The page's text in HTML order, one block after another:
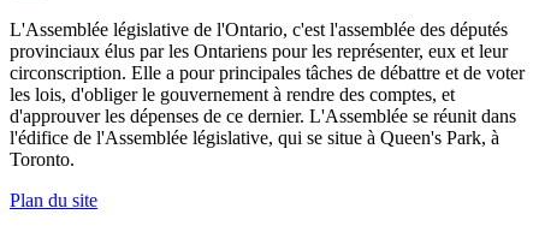
L'Assemblée législative de l'Ontario, c'est l'assemblée des députés
provinciaux élus par les Ontariens pour les représenter, eux et leur
circonscription. Elle a pour principales tâches de débattre et de voter
les lois, d'obliger le gouvernement à rendre des comptes, et
d'approuver les dépenses de ce dernier. L'Assemblée se réunit dans
l'édifice de l'Assemblée législative, qui se situe à Queen's Park, à
Toronto.
Plan du site